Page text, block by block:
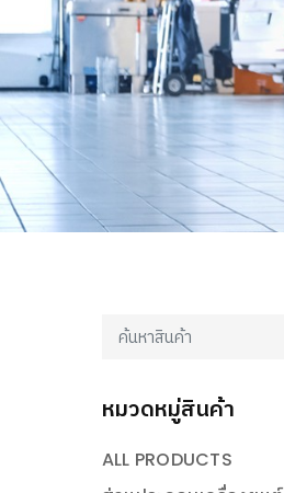
หมวดหมู่สินค้า
ALL PRODUCTS